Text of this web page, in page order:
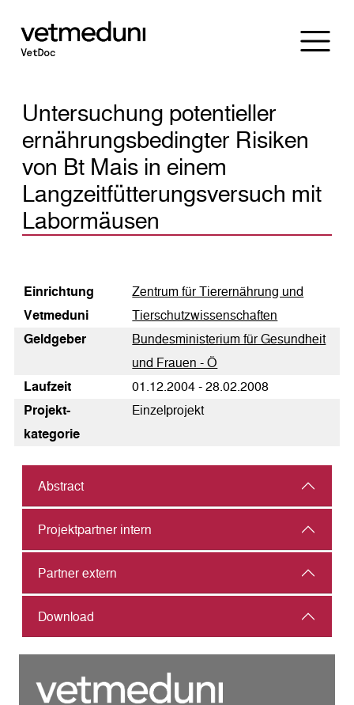
Untersuchung potentieller
ernährungsbedingter Risiken
von Bt Mais in einem
Langzeitfütterungsversuch mit
Labormäusen
Einrichtung
Vetmeduni
Zentrum für Tierernährung und
Tierschutzwissenschaften
Geldgeber
Bundesministerium für Gesundheit
und Frauen - Ö
Laufzeit
01.12.2004 - 28.02.2008
Pro­jekt­
kategorie
Einzelprojekt
Abstract
Projektpartner intern
Partner extern
Download